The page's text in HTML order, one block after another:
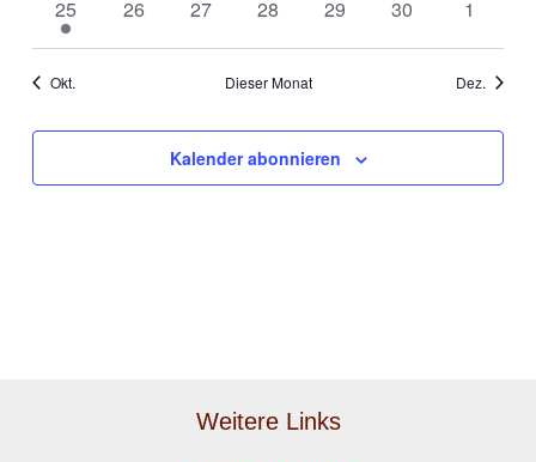
1
Veranstaltung
25
0
26
0
27
0
28
0
29
0
30
0
1
Okt. Dieser Monat Dez.
Kalender abonnieren
Weitere Links